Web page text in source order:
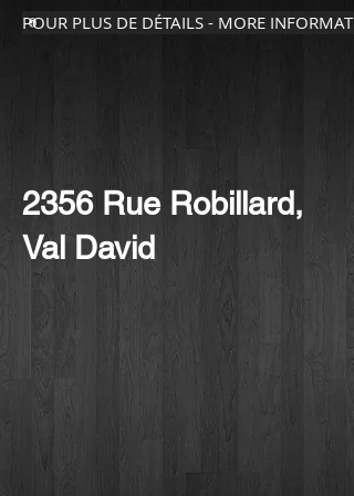
POUR PLUS DE DÉTAILS - MORE
2356 Rue Robillard,
Val David